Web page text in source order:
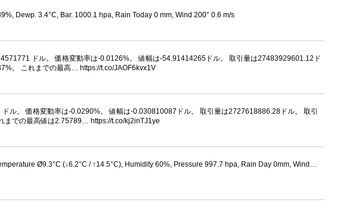
Dewp. 3.4°C, Bar. 1000.1 hpa, Rain Today 0 mm, Wind 200° 0.6 m/s
ドル。 価格変動率は-0.0126%。 値幅は-54.91414265ドル。 取引量は27483929601.12ド
。 これまでの最高… https://t.co/JAOF6kvx1V
ル。 価格変動率は-0.0290%。 値幅は-0.030810087ドル。 取引量は2727618886.28ドル。 取引
までの最高値は2.75789… https://t.co/kj2inTJ1ye
Ø9.3°C (↓6.2°C / ↑14.5°C), Humidity 60%, Pressure 997.7 hpa, Rain Day 0mm, Wind…